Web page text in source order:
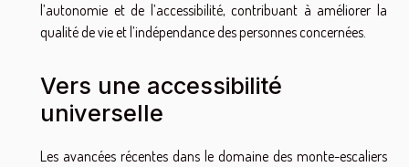
l’autonomie et de l’accessibilité, contribuant à améliorer la
qualité de vie et l’indépendance des personnes concernées.
Vers une accessibilité
universelle
Les avancées récentes dans le domaine des monte-escaliers